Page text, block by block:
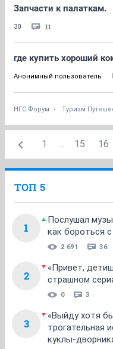
Запчасти к палаткам.
30 11
где купить хороший
Анонимный пользователь
НГС.Форум Туризм
1 ... 15 16
ТОП 5
1
Послушал
как бороться
2 691 36
2
«Привет,
страшном
0 3
3
«Выйду хотя
трогательная
куклы-